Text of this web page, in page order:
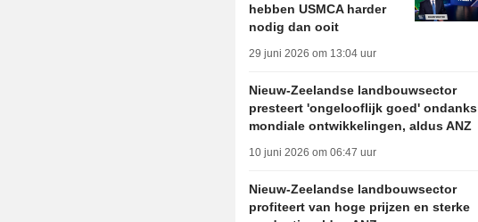
hebben USMCA harder
nodig dan ooit
29 juni 2026 om 13:04 uur
Nieuw-Zeelandse landbouwsector
presteert 'ongelooflijk goed' ondanks
mondiale ontwikkelingen, aldus ANZ
10 juni 2026 om 06:47 uur
Nieuw-Zeelandse landbouwsector
profiteert van hoge prijzen en sterke